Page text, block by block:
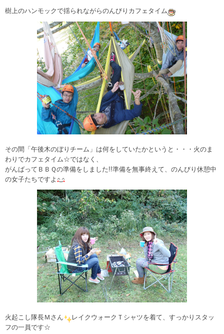
樹上のハンモックで揺られながらのんびりカフェタイム
その間「午後木のぼりチーム」は何をしていたかというと・・・火のま
わりでカフェタイム☆ではなく、
がんばってＢＢＱの準備をしました!!準備を無事終えて、のんびり休憩中
の女子たちですよ
火起こし隊長Ｍさん
レイクウォークＴシャツを着て、すっかりスタッ
フの一員です☆